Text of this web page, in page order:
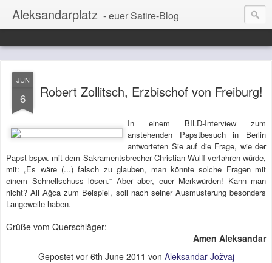
Aleksandarplatz - euer Satire-Blog
JUN
6 Robert Zollitsch, Erzbischof von Freiburg!
In einem BILD-Interview zum
anstehenden Papstbesuch in Berlin
antworteten Sie auf die Frage, wie der
Papst bspw. mit dem Sakramentsbrecher Christian Wulff verfahren würde,
mit:„Es wäre (...) falsch zu glauben, man könnte solche Fragen mit
einem Schnellschuss lösen.“ Aber aber, euer Merkwürden! Kann man
nicht? Ali Ağca zum Beispiel, soll nach seiner Ausmusterung besonders
Langeweile haben.
Grüße vom Querschläger:
Amen Aleksandar
Gepostet vor 6th June 2011 von Aleksandar Jožvaj